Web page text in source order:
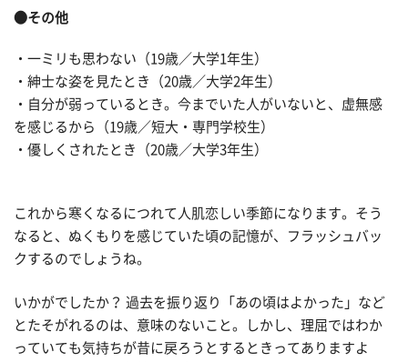
●その他
・一ミリも思わない（19歳／大学1年生）
・紳士な姿を見たとき（20歳／大学2年生）
・自分が弱っているとき。今までいた人がいないと、虚無感
を感じるから（19歳／短大・専門学校生）
・優しくされたとき（20歳／大学3年生）
これから寒くなるにつれて人肌恋しい季節になります。そう
なると、ぬくもりを感じていた頃の記憶が、フラッシュバッ
クするのでしょうね。
いかがでしたか？ 過去を振り返り「あの頃はよかった」など
とたそがれるのは、意味のないこと。しかし、理屈ではわか
っていても気持ちが昔に戻ろうとするときってありますよ